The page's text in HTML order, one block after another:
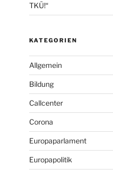
TKÜ!“
KATEGORIEN
Allgemein
Bildung
Callcenter
Corona
Europaparlament
Europapolitik